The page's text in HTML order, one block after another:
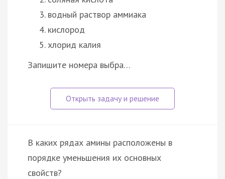
водный раствор аммиака
кислород
хлорид калия
Запишите номера выбра…
В каких рядах амины расположены в
порядке уменьшения их основных
свойств?